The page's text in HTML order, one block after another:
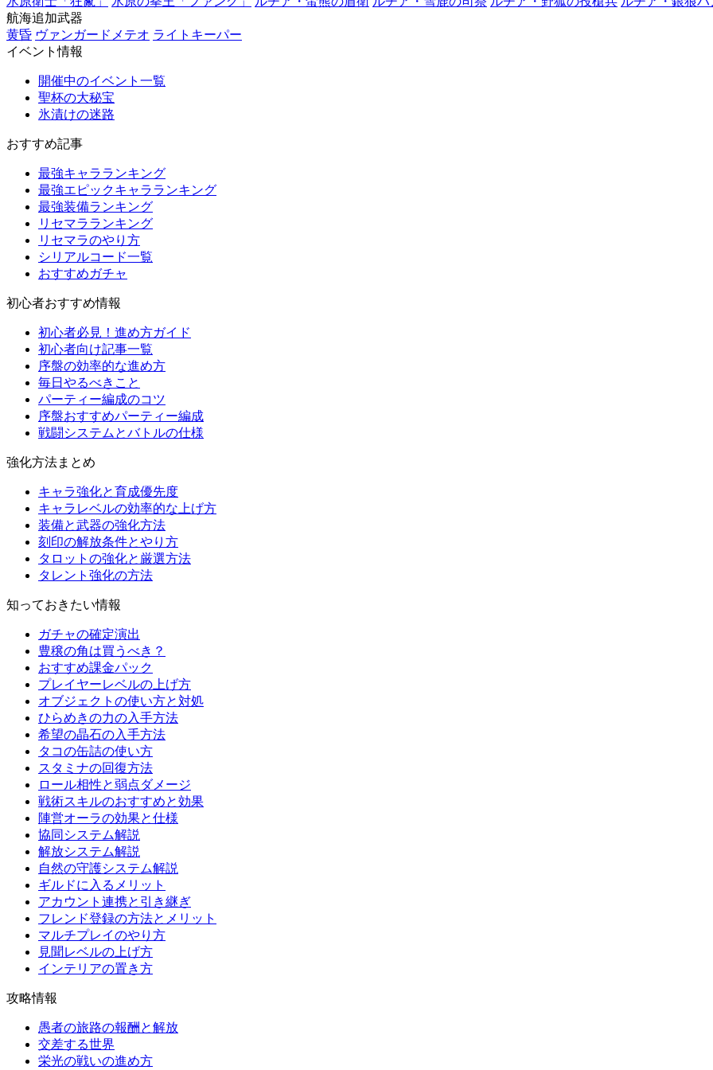
航海追加武器
黄昏 ヴァンガードメテオ ライトキーパー
イベント情報
開催中のイベント一覧
聖杯の大秘宝
氷漬けの迷路
おすすめ記事
最強キャラランキング
最強エピックキャラランキング
最強装備ランキング
リセマラランキング
リセマラのやり方
シリアルコード一覧
おすすめガチャ
初心者おすすめ情報
初心者必見！進め方ガイド
初心者向け記事一覧
序盤の効率的な進め方
毎日やるべきこと
パーティー編成のコツ
序盤おすすめパーティー編成
戦闘システムとバトルの仕様
強化方法まとめ
キャラ強化と育成優先度
キャラレベルの効率的な上げ方
装備と武器の強化方法
刻印の解放条件とやり方
タロットの強化と厳選方法
タレント強化の方法
知っておきたい情報
ガチャの確定演出
豊穣の角は買うべき？
おすすめ課金パック
プレイヤーレベルの上げ方
オブジェクトの使い方と対処
ひらめきの力の入手方法
希望の晶石の入手方法
タコの缶詰の使い方
スタミナの回復方法
ロール相性と弱点ダメージ
戦術スキルのおすすめと効果
陣営オーラの効果と仕様
協同システム解説
解放システム解説
自然の守護システム解説
ギルドに入るメリット
アカウント連携と引き継ぎ
フレンド登録の方法とメリット
マルチプレイのやり方
見聞レベルの上げ方
インテリアの置き方
攻略情報
愚者の旅路の報酬と解放
交差する世界
栄光の戦いの進め方